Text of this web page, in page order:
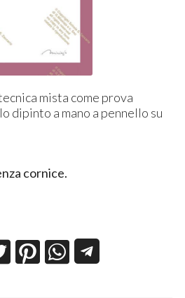
mista come prova
dipinto a mano a pennello su
cornice.